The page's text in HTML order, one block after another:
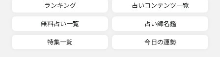
ランキング
占いコンテンツ一覧
無料占い一覧
占い師名鑑
特集一覧
今日の運勢